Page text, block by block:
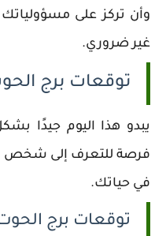
وأن تركز على
غير ضروري.
توقعات برج
يبدو هذا اليوم جيدًا
فرصة للتعرف إلى شخص
في حياتك.
توقعات برج